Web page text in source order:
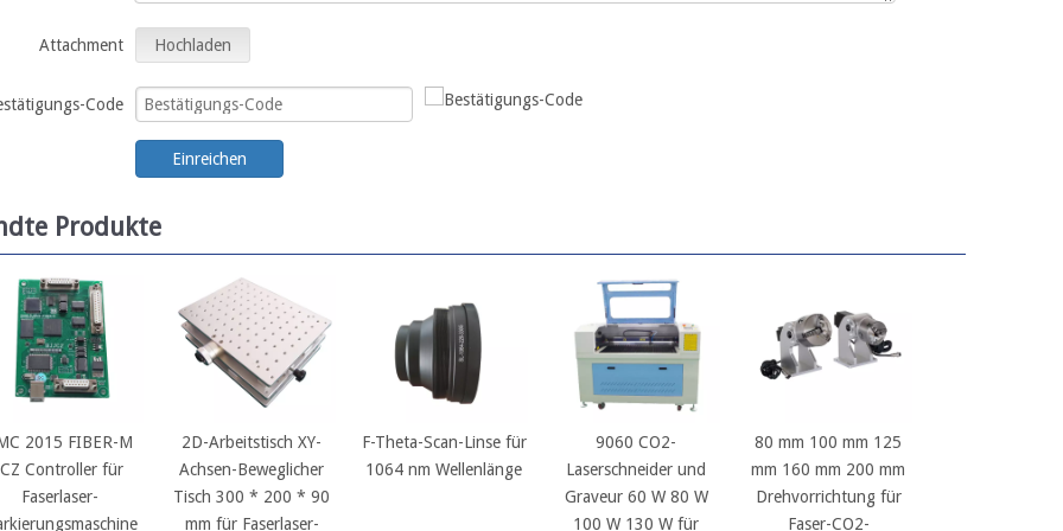
Attachment Hochladen
Code
Einreichen
Produkte
2015 FIBER-M
Controller für
Faserlaser-
2D-Arbeitstisch XY-
Achsen-Beweglicher
Tisch 300 * 200 * 90
mm für Faserlaser-
F-Theta-Scan-Linse für
1064 nm Wellenlänge
9060 CO2-
Laserschneider und
Graveur 60 W 80 W
100 W 130 W für
80 mm 100 mm 125
mm 160 mm 200 mm
Drehvorrichtung für
Faser-CO2-